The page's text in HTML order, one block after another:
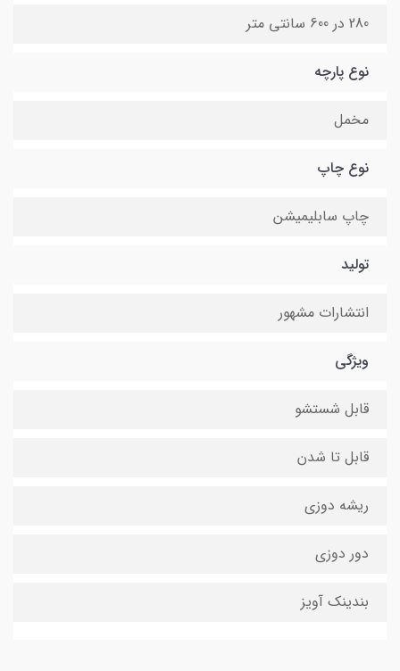
280 در 600 سانتی متر
نوع پارچه
مخمل
نوع چاپ
چاپ سابلیمیشن
تولید
انتشارات مشهور
ویژگی
قابل شستشو
قابل تا شدن
ریشه دوزی
دور دوزی
بندینک آویز